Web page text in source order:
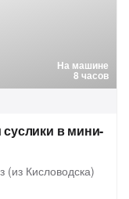
На машине
8 часов
в мини-
(из Кисловодска)